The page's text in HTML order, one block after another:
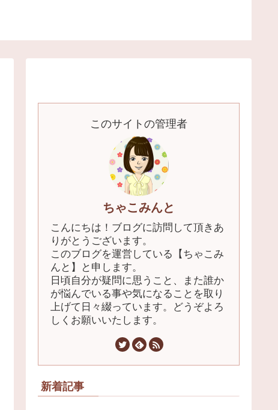
このサイトの管理者
ちゃこみんと
こんにちは！ブログに訪問して頂きあ
りがとうございます。
このブログを運営している【ちゃこみ
んと】と申します。
日頃自分が疑問に思うこと、また誰か
が悩んでいる事や気になることを取り
上げて日々綴っています。どうぞよろ
しくお願いいたします。
新着記事